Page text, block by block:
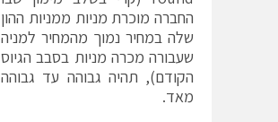
החברה מוכרת מניות ממניות ההון
שלה במחיר נמוך מהמחיר למניה
שעבורה מכרה מניות בסבב הגיוס
הקודם), תהיה גבוהה עד גבוהה
מאד.